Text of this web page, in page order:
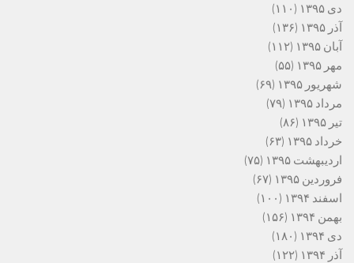
دی ۱۳۹۵
(۱۱۰)
آذر ۱۳۹۵
(۱۳۶)
آبان ۱۳۹۵
(۱۱۲)
مهر ۱۳۹۵
(۵۵)
شهریور ۱۳۹۵
(۶۹)
مرداد ۱۳۹۵
(۷۹)
تیر ۱۳۹۵
(۸۶)
خرداد ۱۳۹۵
(۶۳)
اردیبهشت ۱۳۹۵
(۷۵)
فروردین ۱۳۹۵
(۶۷)
اسفند ۱۳۹۴
(۱۰۰)
بهمن ۱۳۹۴
(۱۵۶)
دی ۱۳۹۴
(۱۸۰)
آذر ۱۳۹۴
(۱۲۲)